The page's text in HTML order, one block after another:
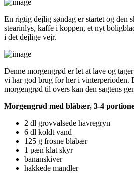
En rigtig dejlig søndag er startet og den
stearinlys, kaffe i koppen, et nyt
i det dejlige vejr.
Denne morgengrød er let at lave og
vi har god brug for her i vinterperioden.
morgengrød til overs kan den sagtens
Morgengrød med blåbær, 3-4
2 dl grovvalsede havregryn
6 dl koldt vand
125 g frosne blåbær
1 pæn klat skyr
bananskiver
hakkede mandler